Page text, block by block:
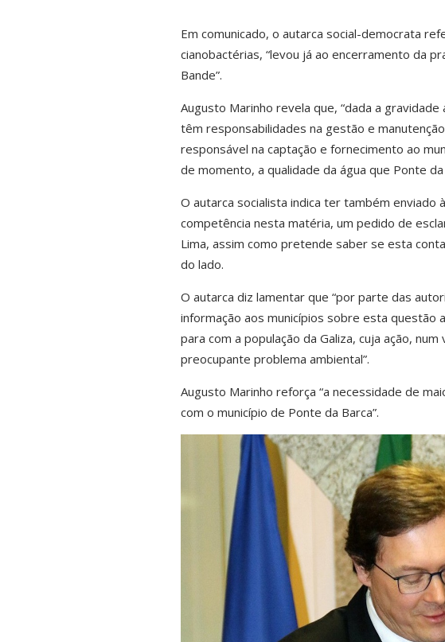
Em comunicado, o autarca social-democrata
cianobactérias, “levou já ao encerramento da
Bande”.
Augusto Marinho revela que, “dada a
têm responsabilidades na gestão e
responsável na captação e fornecimento ao
de momento, a qualidade da água que Ponte
O autarca socialista indica ter também enviado
competência nesta matéria, um pedido de
Lima, assim como pretende saber se esta
do lado.
O autarca diz lamentar que “por parte das
informação aos municípios sobre esta questão
para com a população da Galiza, cuja ação,
preocupante problema ambiental”.
Augusto Marinho reforça “a necessidade de
com o município de Ponte da Barca”.